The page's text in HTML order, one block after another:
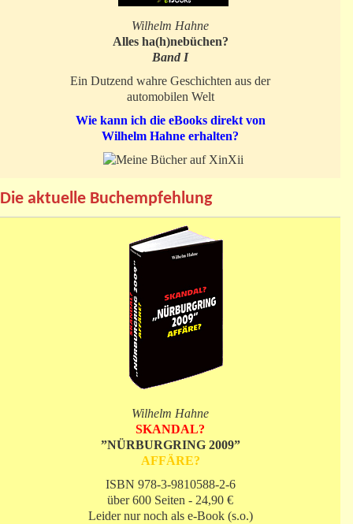
Wilhelm Hahne
Alles ha(h)nebüchen?
Band I
Ein Dutzend wahre Geschichten aus der
automobilen Welt
Wie kann ich die eBooks direkt von
Wilhelm Hahne erhalten?
Die aktuelle Buchempfehlung
Wilhelm Hahne
SKANDAL?
”NÜRBURGRING 2009”
AFFÄRE?
ISBN 978-3-9810588-2-6
über 600 Seiten - 24,90 €
Leider nur noch als e-Book (s.o.)